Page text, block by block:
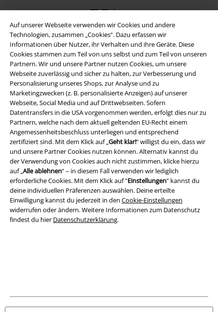
Auf unserer Webseite verwenden wir Cookies und andere
Technologien, zusammen „Cookies“. Dazu erfassen wir
Informationen über Nutzer, ihr Verhalten und ihre Geräte. Diese
Cookies stammen zum Teil von uns selbst und zum Teil von unseren
Partnern. Wir und unsere Partner nutzen Cookies, um unsere
Webseite zuverlässig und sicher zu halten, zur Verbesserung und
Personalisierung unseres Shops, zur Analyse und zu
Marketingzwecken (z. B. personalisierte Anzeigen) auf unserer
Webseite, Social Media und auf Drittwebseiten. Sofern
Datentransfers in die USA vorgenommen werden, erfolgt dies nur zu
Partnern, welche nach dem aktuell geltenden EU-Recht einem
Angemessenheitsbeschluss unterliegen und entsprechend
zertifiziert sind. Mit dem Klick auf „Geht klar!“ willigst du ein, dass wir
und unsere Partner Cookies nutzen können. Alternativ kannst du
der Verwendung von Cookies auch nicht zustimmen, klicke hierzu
auf „Alle ablehnen“ – in diesem Fall verwenden wir lediglich
erforderliche Cookies. Mit dem Klick auf "Einstellungen" kannst du
deine individuellen Präferenzen auswählen. Deine erteilte
Einwilligung kannst du jederzeit in den Cookie-Einstellungen
widerrufen oder ändern. Weitere Informationen zum Datenschutz
findest du hier Datenschutzerklärung.
EMP App
Lade dir jetzt kostenlos unsere neue EMP App runter und genieße
die vielen neuen Funktionen und Vorteile!
A Warner Music Group Company
Datenschutz